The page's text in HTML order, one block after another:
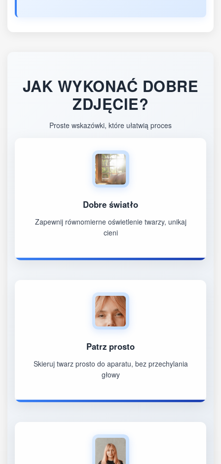
JAK WYKONAĆ DOBRE
ZDJĘCIE?
Proste wskazówki, które ułatwią proces
Dobre światło
Zapewnij równomierne oświetlenie twarzy, unikaj
cieni
Patrz prosto
Skieruj twarz prosto do aparatu, bez przechylania
głowy